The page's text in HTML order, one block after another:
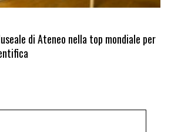
di Ateneo nella top mondiale per